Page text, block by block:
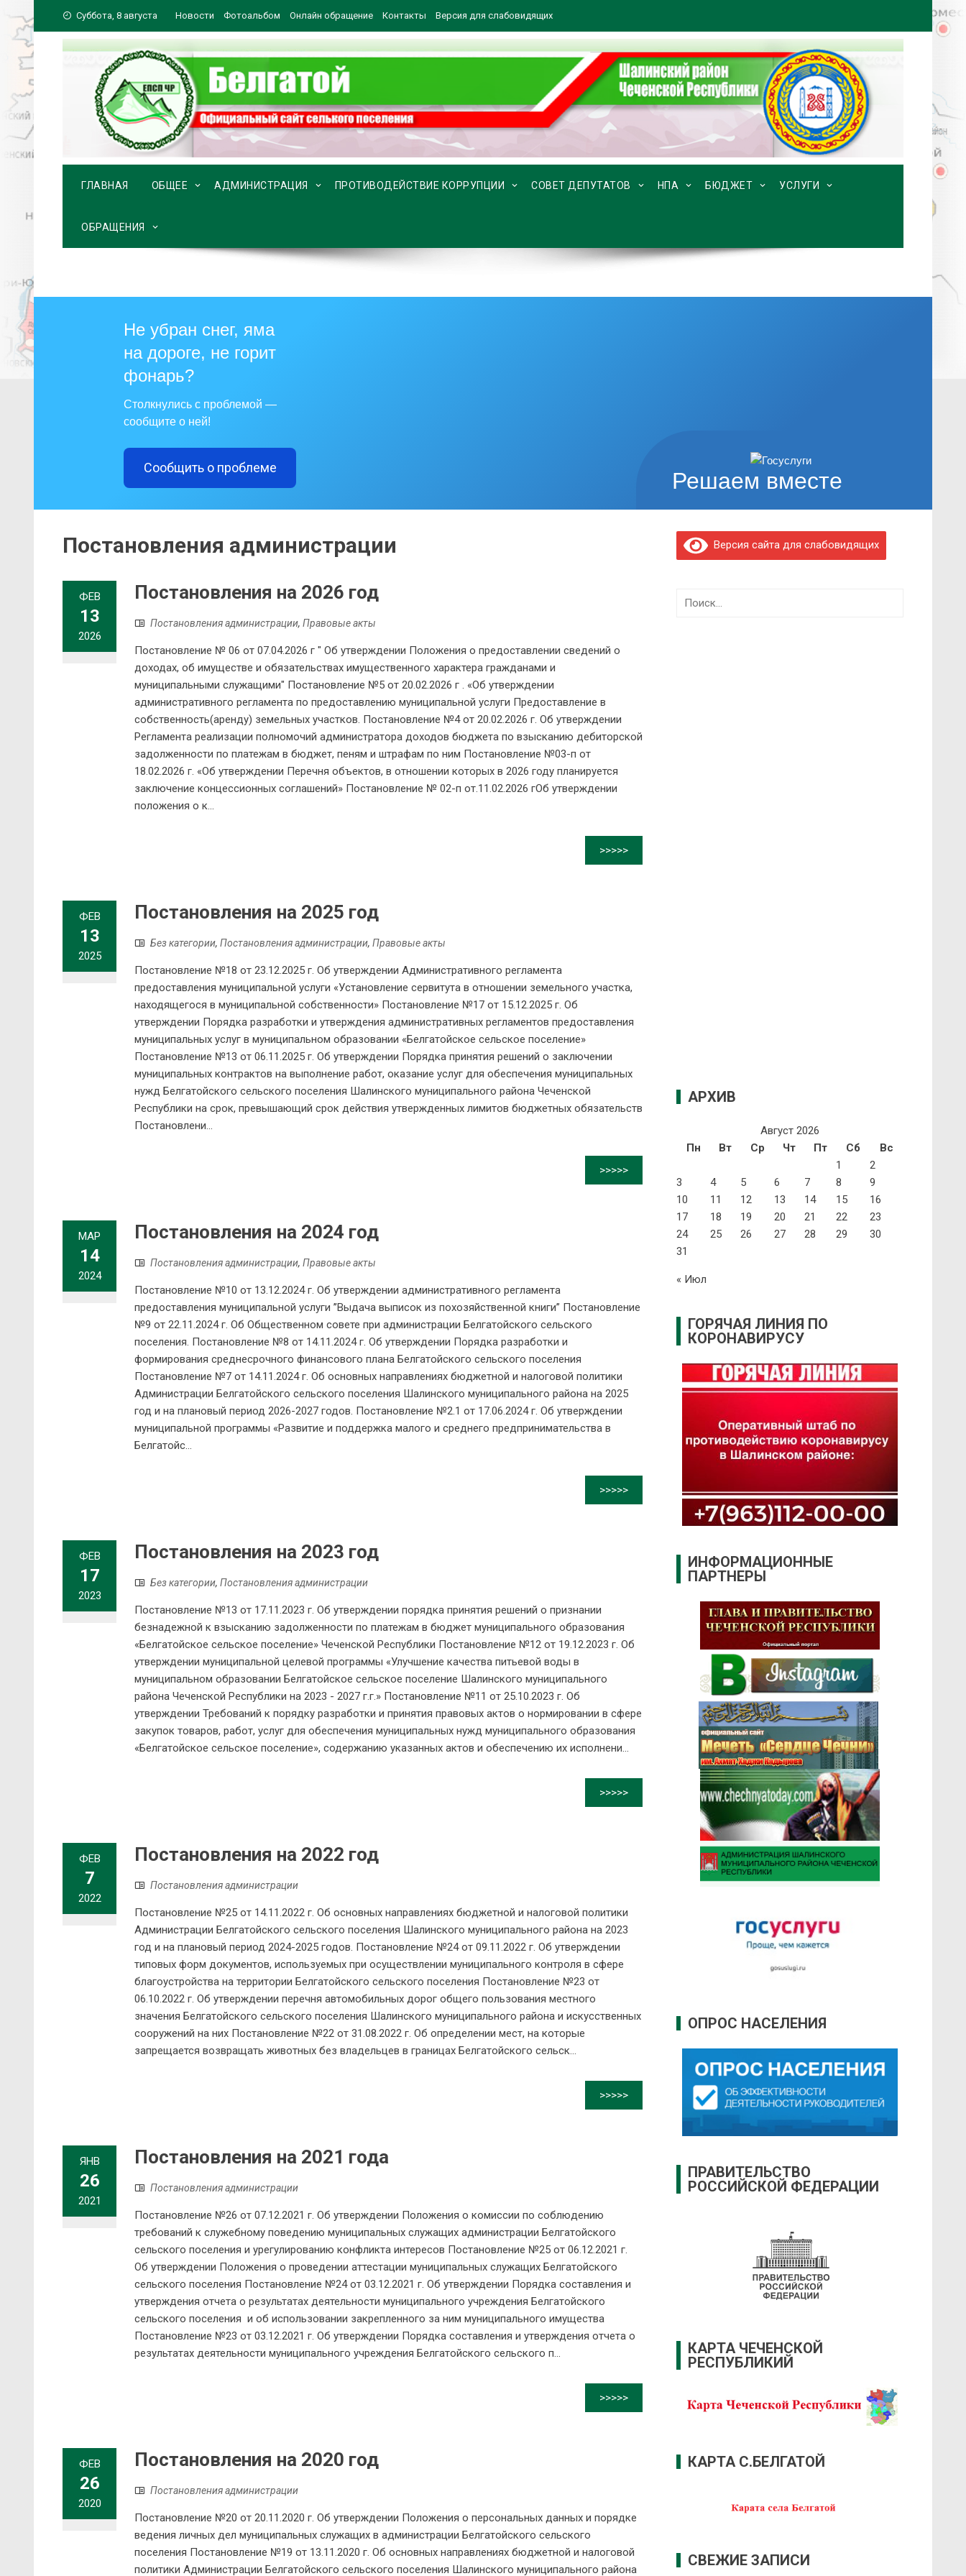
к
содержимому
Суббота, 8 августа Новости Фотоальбом Онлайн обращение Контакты Версия для слабовидящих
ГЛАВНАЯ ОБЩЕЕ АДМИНИСТРАЦИЯ ПРОТИВОДЕЙСТВИЕ КОРРУПЦИИ СОВЕТ ДЕПУТАТОВ НПА БЮДЖЕТ УСЛУГИ
ОБРАЩЕНИЯ
Решаем вместе
Не убран снег, яма
на дороге, не горит
фонарь?
Столкнулись с проблемой —
сообщите о ней!
Сообщить о проблеме
Постановления администрации
ФЕВ
13
2026
Постановления на 2026 год
Постановления администрации, Правовые акты
Постановление № 06 от 07.04.2026 г " Об утверждении Положения о предоставлении сведений о
доходах, об имуществе и обязательствах имущественного характера гражданами и
муниципальными служащими" Постановление №5 от 20.02.2026 г . «Об утверждении
административного регламента по предоставлению муниципальной услуги Предоставление в
собственность(аренду) земельных участков. Постановление №4 от 20.02.2026 г. Об утверждении
Регламента реализации полномочий администратора доходов бюджета по взысканию дебиторской
задолженности по платежам в бюджет, пеням и штрафам по ним Постановление №03-п от
18.02.2026 г. «Об утверждении Перечня объектов, в отношении которых в 2026 году планируется
заключение концессионных соглашений» Постановление № 02-п от.11.02.2026 гОб утверждении
положения о к...
>>>>>
ФЕВ
13
2025
Постановления на 2025 год
Без категории, Постановления администрации, Правовые акты
Постановление №18 от 23.12.2025 г. Об утверждении Административного регламента
предоставления муниципальной услуги «Установление сервитута в отношении земельного участка,
находящегося в муниципальной собственности» Постановление №17 от 15.12.2025 г. Об
утверждении Порядка разработки и утверждения административных регламентов предоставления
муниципальных услуг в муниципальном образовании «Белгатойское сельское поселение»
Постановление №13 от 06.11.2025 г. Об утверждении Порядка принятия решений о заключении
муниципальных контрактов на выполнение работ, оказание услуг для обеспечения муниципальных
нужд Белгатойского сельского поселения Шалинского муниципального района Чеченской
Республики на срок, превышающий срок действия утвержденных лимитов бюджетных обязательств
Постановлени...
>>>>>
МАР
14
2024
Постановления на 2024 год
Постановления администрации, Правовые акты
Постановление №10 от 13.12.2024 г. Об утверждении административного регламента
предоставления муниципальной услуги ’’Выдача выписок из похозяйственной книги” Постановление
№9 от 22.11.2024 г. Об Общественном совете при администрации Белгатойского сельского
поселения. Постановление №8 от 14.11.2024 г. Об утверждении Порядка разработки и
формирования среднесрочного финансового плана Белгатойского сельского поселения
Постановление №7 от 14.11.2024 г. Об основных направлениях бюджетной и налоговой политики
Администрации Белгатойского сельского поселения Шалинского муниципального района на 2025
год и на плановый период 2026-2027 годов. Постановление №2.1 от 17.06.2024 г. Об утверждении
муниципальной программы «Развитие и поддержка малого и среднего предпринимательства в
Белгатойс...
>>>>>
ФЕВ
17
2023
Постановления на 2023 год
Без категории, Постановления администрации
Постановление №13 от 17.11.2023 г. Об утверждении порядка принятия решений о признании
безнадежной к взысканию задолженности по платежам в бюджет муниципального образования
«Белгатойское сельское поселение» Чеченской Республики Постановление №12 от 19.12.2023 г. Об
утверждении муниципальной целевой программы «Улучшение качества питьевой воды в
муниципальном образовании Белгатойское сельское поселение Шалинского муниципального
района Чеченской Республики на 2023 - 2027 г.г.» Постановление №11 от 25.10.2023 г. Об
утверждении Требований к порядку разработки и принятия правовых актов о нормировании в сфере
закупок товаров, работ, услуг для обеспечения муниципальных нужд муниципального образования
«Белгатойское сельское поселение», содержанию указанных актов и обеспечению их исполнени...
>>>>>
ФЕВ
7
2022
Постановления на 2022 год
Постановления администрации
Постановление №25 от 14.11.2022 г. Об основных направлениях бюджетной и налоговой политики
Администрации Белгатойского сельского поселения Шалинского муниципального района на 2023
год и на плановый период 2024-2025 годов. Постановление №24 от 09.11.2022 г. Об утверждении
типовых форм документов, используемых при осуществлении муниципального контроля в сфере
благоустройства на территории Белгатойского сельского поселения Постановление №23 от
06.10.2022 г. Об утверждении перечня автомобильных дорог общего пользования местного
значения Белгатойского сельского поселения Шалинского муниципального района и искусственных
сооружений на них Постановление №22 от 31.08.2022 г. Об определении мест, на которые
запрещается возвращать животных без владельцев в границах Белгатойского сельск...
>>>>>
ЯНВ
26
2021
Постановления на 2021 года
Постановления администрации
Постановление №26 от 07.12.2021 г. Об утверждении Положения о комиссии по соблюдению
требований к служебному поведению муниципальных служащих администрации Белгатойского
сельского поселения и урегулированию конфликта интересов Постановление №25 от 06.12.2021 г.
Об утверждении Положения о проведении аттестации муниципальных служащих Белгатойского
сельского поселения Постановление №24 от 03.12.2021 г. Об утверждении Порядка составления и
утверждения отчета о результатах деятельности муниципального учреждения Белгатойского
сельского поселения и об использовании закрепленного за ним муниципального имущества
Постановление №23 от 03.12.2021 г. Об утверждении Порядка составления и утверждения отчета о
результатах деятельности муниципального учреждения Белгатойского сельского п...
>>>>>
ФЕВ
26
2020
Постановления на 2020 год
Постановления администрации
Постановление №20 от 20.11.2020 г. Об утверждении Положения о персональных данных и порядке
ведения личных дел муниципальных служащих в администрации Белгатойского сельского
поселения Постановление №19 от 13.11.2020 г. Об основных направлениях бюджетной и налоговой
политики Администрации Белгатойского сельского поселения Шалинского муниципального района
Версия сайта для слабовидящих
Найти:
АРХИВ
Август 2026
Пн
Вт Ср Чт Пт Сб
Вс
1
2
3
4 5 6 7 8
9
10
11 12 13 14 15
16
17
18 19 20 21 22
23
24
25 26 27 28 29
30
31
« Июл
ГОРЯЧАЯ ЛИНИЯ ПО
КОРОНАВИРУСУ
ИНФОРМАЦИОННЫЕ
ПАРТНЕРЫ
ОПРОС НАСЕЛЕНИЯ
ПРАВИТЕЛЬСТВО
РОССИЙСКОЙ ФЕДЕРАЦИИ
КАРТА ЧЕЧЕНСКОЙ
РЕСПУБЛИКИЙ
КАРТА С.БЕЛГАТОЙ
СВЕЖИЕ ЗАПИСИ